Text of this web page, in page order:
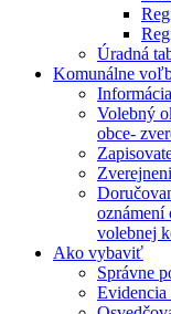
Úradná
Komunálne
Volebný
obce-
oznámení
volebnej
Ako vybaviť
Správne